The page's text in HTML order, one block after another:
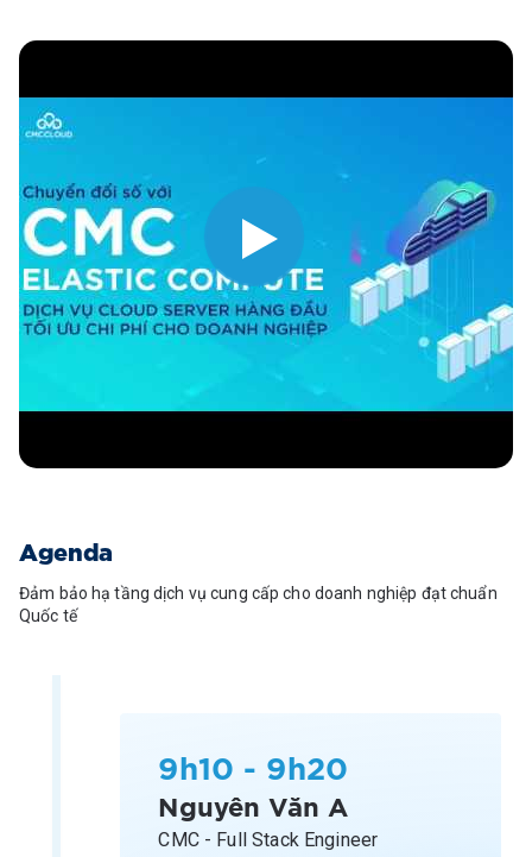
Agenda
Đảm bảo hạ tầng dịch vụ cung cấp cho doanh nghiệp đạt chuẩn
Quốc tế
9h10 - 9h20
Nguyên Văn A
CMC - Full Stack Engineer